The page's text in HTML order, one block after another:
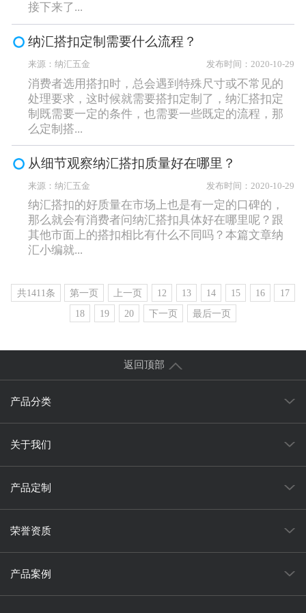
接下来了...
纳汇搭扣定制需要什么流程？
来源：纳汇五金 发布时间：2020-10-29
消费者选用搭扣时，总会遇到特殊尺寸或不常见的
处理要求，这时候就需要搭扣定制了，纳汇搭扣定
制既需要一定的条件，也需要一些既定的流程，那
么定制搭...
从细节观察纳汇搭扣质量好在哪里？
来源：纳汇五金 发布时间：2020-10-29
纳汇搭扣的好质量在市场上也是有一定的口碑的，
那么就会有消费者问纳汇搭扣具体好在哪里呢？跟
其他市面上的搭扣相比有什么不同吗？本篇文章纳
汇小编就...
共1411条 第一页 上一页 12 13 14 15 16
17
18
19 20 下一页 最后一页
返回顶部
产品分类
关于我们
产品定制
荣誉资质
产品案例